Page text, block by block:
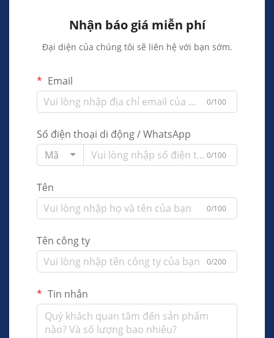
Nhận báo giá miễn phí
Đại diện của chúng tôi sẽ liên hệ với bạn sớm.
Email
0/100
Số điện thoại di động / WhatsApp
Mã
0/100
Tên
0/100
Tên công ty
0/200
Tin nhắn